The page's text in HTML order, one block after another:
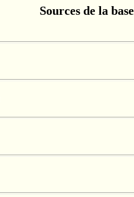
Sources de la base